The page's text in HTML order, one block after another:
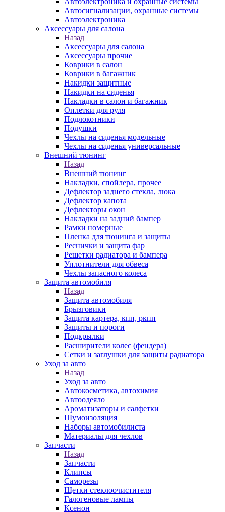
Автосигнализации, охранные системы
Автоэлектроника
Аксессуары для салона
Назад
Аксессуары для салона
Аксессуары прочие
Коврики в салон
Коврики в багажник
Накидки защитные
Накидки на сиденья
Накладки в салон и багажник
Оплетки для руля
Подлокотники
Подушки
Чехлы на сиденья модельные
Чехлы на сиденья универсальные
Внешний тюнинг
Назад
Внешний тюнинг
Накладки, спойлера, прочее
Дефлектор заднего стекла, люка
Дефлектор капота
Дефлекторы окон
Накладки на задний бампер
Рамки номерные
Пленка для тюнинга и защиты
Реснички и защита фар
Решетки радиатора и бампера
Уплотнители для обвеса
Чехлы запасного колеса
Защита автомобиля
Назад
Защита автомобиля
Брызговики
Защита картера, кпп, ркпп
Защиты и пороги
Подкрылки
Расширители колес (фендера)
Сетки и заглушки для защиты радиатора
Уход за авто
Назад
Уход за авто
Автокосметика, автохимия
Автоодеяло
Ароматизаторы и салфетки
Шумоизоляция
Наборы автомобилиста
Материалы для чехлов
Запчасти
Назад
Запчасти
Клипсы
Саморезы
Щетки стеклоочистителя
Галогеновые лампы
Ксенон